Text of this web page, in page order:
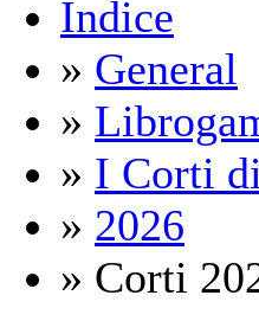
Indice
» General
»
» I Corti
» 2026
» Corti